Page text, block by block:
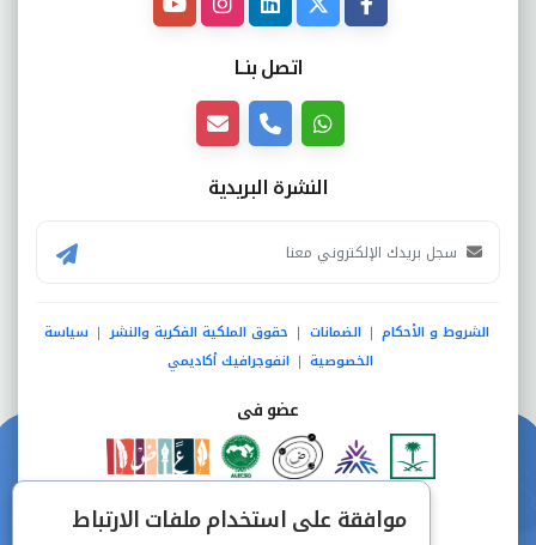
اتصل بنــا
النشرة البريدية
الشروط و الأحكام | الضمانات | حقوق الملكية الفكرية والنشر | سياسة
الخصوصية | انفوجرافيك أكاديمي
عضو فى
دفع آمن من خلال
موافقة على استخدام ملفات الارتباط